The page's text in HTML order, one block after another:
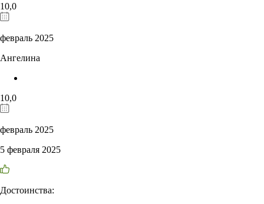
10,0
февраль 2025
Ангелина
10,0
февраль 2025
5 февраля 2025
Достоинства: